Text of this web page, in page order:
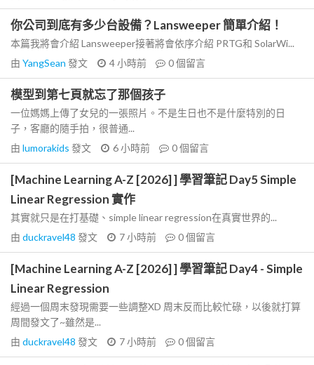
你公司到底有多少台設備？Lansweeper 簡單介紹！
本篇我將會介紹 Lansweeper接著將會依序介紹 PRTG和 SolarWi...
由 YangSean 發文 4 小時前 0個留言
模型到第七頁就忘了那個孩子
一位媽媽上傳了女兒的一張照片。不是生日也不是什麼特別的日
子，客廳的隨手拍，很普通...
由 lumorakids 發文 6 小時前 0個留言
[Machine Learning A-Z [2026] ] 學習筆記 Day5 Simple
Linear Regression 實作
其實就只是在打基礎、simple linear regression在真實世界的...
由 duckravel48 發文 7 小時前 0個留言
[Machine Learning A-Z [2026] ] 學習筆記 Day4 - Simple
Linear Regression
經過一個周末發現需要一些調整XD 周末反而比較忙碌，以後就打算
周間發文了~雖然是...
由 duckravel48 發文 7 小時前 0個留言